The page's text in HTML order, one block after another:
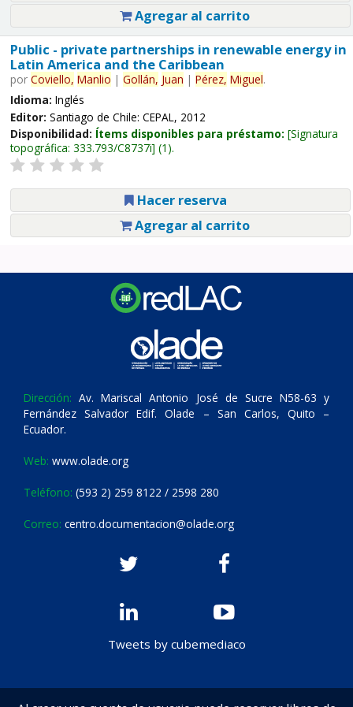
Agregar al carrito
Public - private partnerships in renewable energy in
Latin America and the Caribbean
por Coviello, Manlio | Gollán, Juan | Pérez, Miguel.
Idioma: Inglés
Editor: Santiago de Chile: CEPAL, 2012
Disponibilidad: Ítems disponibles para préstamo: Signatura
topográfica: 333.793/C8737i (1).
Hacer reserva
Agregar al carrito
Dirección: Av. Mariscal Antonio José de Sucre N58-63 y
Fernández Salvador Edif. Olade – San Carlos, Quito –
Ecuador.
Web: www.olade.org
Teléfono: (593 2) 259 8122 / 2598 280
Correo: centro.documentacion@olade.org
Tweets by cubemediaco